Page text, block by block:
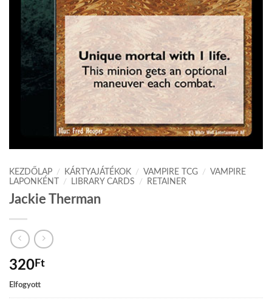
KEZDŐLAP / KÁRTYAJÁTÉKOK / VAMPIRE TCG /
VAMPIRE
LAPONKÉNT
/ LIBRARY CARDS / RETAINER
Jackie Therman
320Ft
Elfogyott